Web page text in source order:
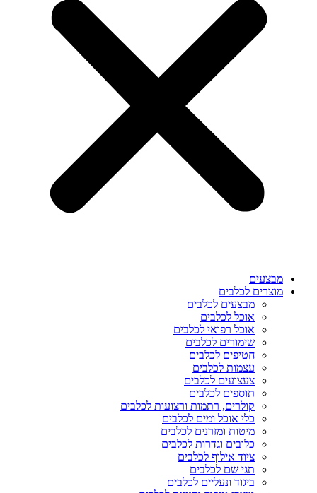
מבצעים
מוצרים לכלבים
מבצעים לכלבים
אוכל לכלבים
אוכל רפואי לכלבים
שימורים לכלבים
חטיפים לכלבים
עצמות לכלבים
צעצועים לכלבים
תוספים לכלבים
קולרים, רתמות ורצועות לכלבים
כלי אוכל ומים לכלבים
מיטות ומזרנים לכלבים
כלובים וגדרות לכלבים
ציוד אילוף לכלבים
תגי שם לכלבים
ביגוד ונעליים לכלבים